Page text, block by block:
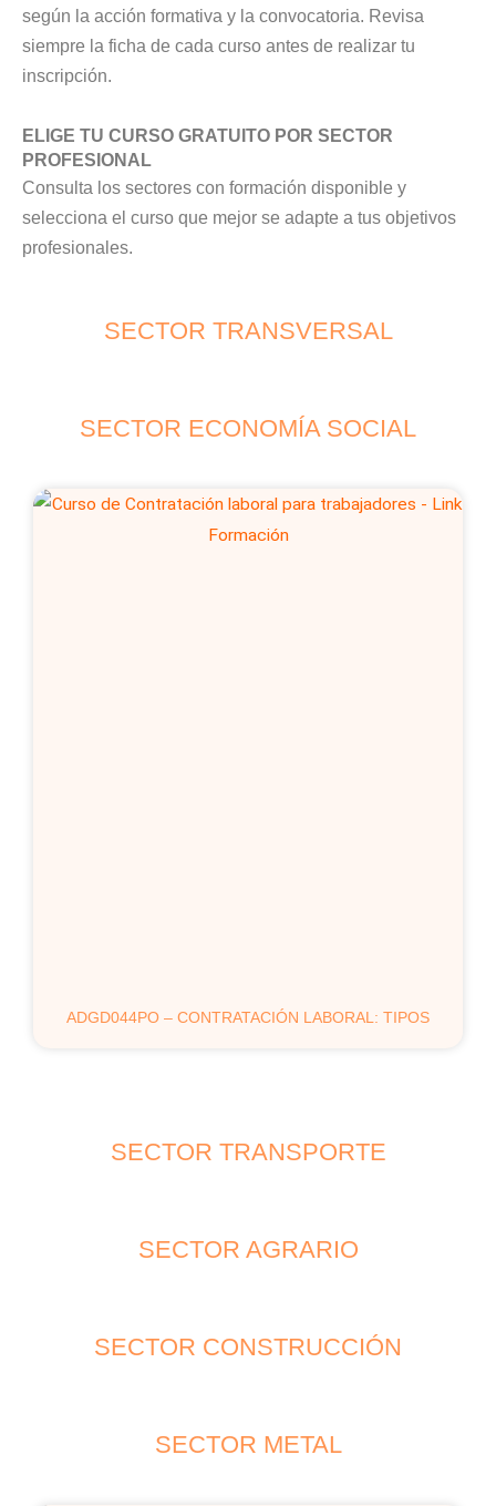
según la acción formativa y la convocatoria. Revisa
siempre la ficha de cada curso antes de realizar tu
inscripción.
ELIGE TU CURSO GRATUITO POR SECTOR
PROFESIONAL
Consulta los sectores con formación disponible y
selecciona el curso que mejor se adapte a tus objetivos
profesionales.
SECTOR TRANSVERSAL
SECTOR ECONOMÍA SOCIAL
ADGD044PO – CONTRATACIÓN LABORAL: TIPOS
SECTOR TRANSPORTE
SECTOR AGRARIO
SECTOR CONSTRUCCIÓN
SECTOR METAL